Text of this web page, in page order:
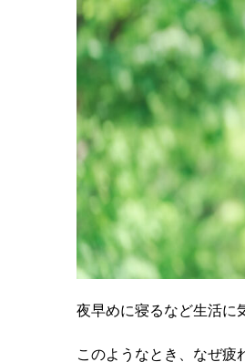
夜早めに寝るなど生活に
このようなとき、なぜ疲